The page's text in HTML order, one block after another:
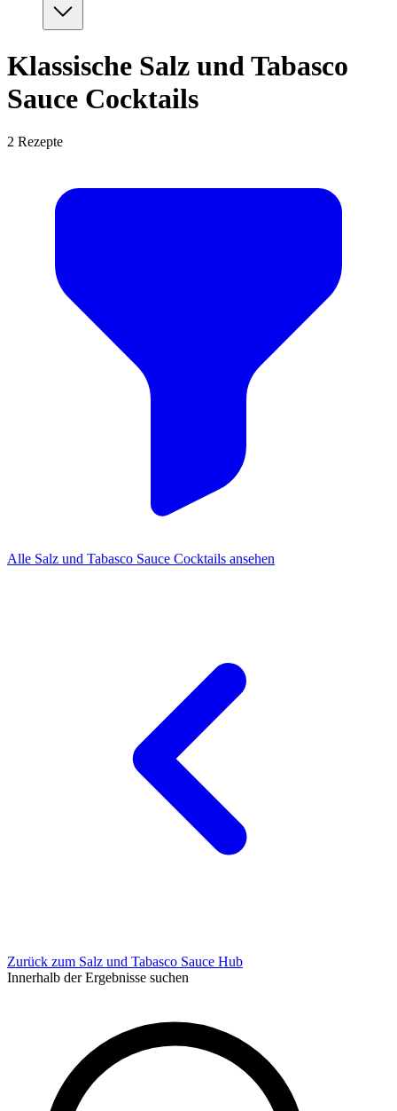
Klassische Salz und Tabasco
Sauce Cocktails
2 Rezepte
Alle Salz und Tabasco Sauce Cocktails ansehen
Zurück zum Salz und Tabasco Sauce Hub
Innerhalb der Ergebnisse suchen